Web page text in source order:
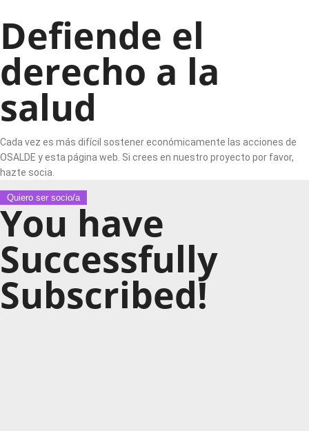
Defiende el
derecho a la
salud
Cada vez es más difícil sostener económicamente las acciones de
OSALDE y esta página web. Si crees en nuestro proyecto por favor,
hazte socia.
Quiero ser socio/a
You have
Successfully
Subscribed!